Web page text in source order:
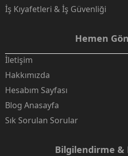
İş Kıyafetleri & İş Güvenliği
Hemen
İletişim
Hakkımızda
Hesabım Sayfası
Blog Anasayfa
Sık Sorulan Sorular
Bilgilendirme &